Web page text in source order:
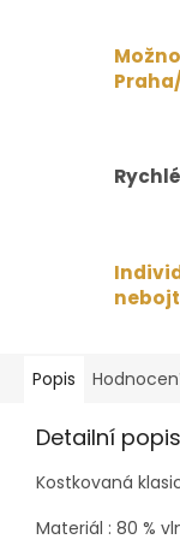
Popis
Detailní
Kostkovaná
Materiál : 80 %